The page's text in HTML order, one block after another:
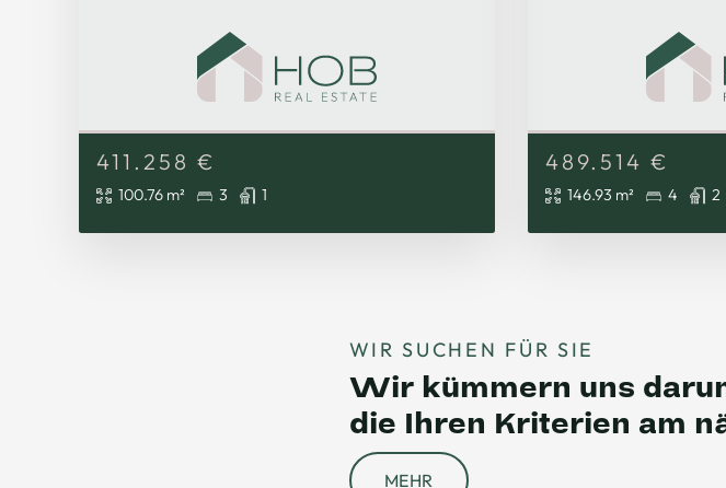
411.258 €
100.76 m² 3 1
489.514 €
146.93 m² 4 2
WIR SUCHEN FÜR SIE
Wir kümmern uns
die Ihren Kriterien am
MEHR